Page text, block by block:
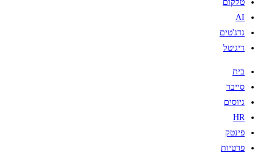
טלקום
AI
גדג'טים
דיגיטל
בית
סייבר
גיוסים
HR
פינטק
פרטיות